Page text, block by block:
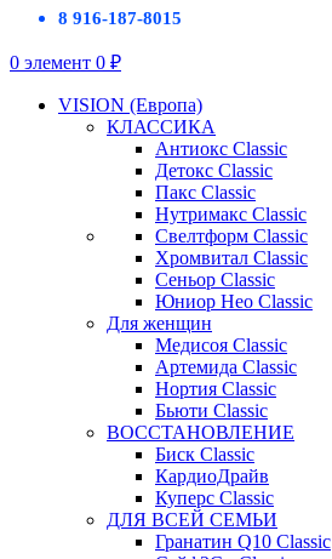
8 916-187-8015
0 элемент 0 ₽
VISION (Европа)
КЛАССИКА
Антиокс Classic
Детокс Classic
Пакс Classic
Нутримакс Classic
Свелтформ Classic
Хромвитал Classic
Сеньор Classic
Юниор Нео Classic
Для женщин
Медисоя Classic
Артемида Classic
Нортия Classic
Бьюти Classic
ВОССТАНОВЛЕНИЕ
Биск Classic
КардиоДрайв
Куперс Classic
ДЛЯ ВСЕЙ СЕМЬИ
Гранатин Q10 Classic